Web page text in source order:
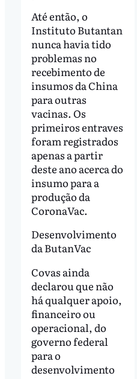
Até então, o
Instituto Butantan
nunca havia tido
problemas no
recebimento de
insumos da China
para outras
vacinas. Os
primeiros entraves
foram registrados
apenas a partir
deste ano acerca do
insumo para a
produção da
CoronaVac.
Desenvolvimento
da ButanVac
Covas ainda
declarou que não
há qualquer apoio,
financeiro ou
operacional, do
governo federal
para o
desenvolvimento